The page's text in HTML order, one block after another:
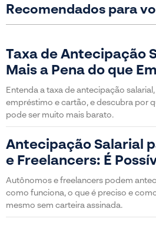
Recomendados para
Taxa de Antecipação
Mais a Pena do que
Entenda a taxa de antecipação
empréstimo e cartão, e descubra por
pode ser muito mais barato.
Antecipação Salarial
e Freelancers: É
Autônomos e freelancers podem
como funciona, o que é preciso e
mesmo sem carteira assinada.